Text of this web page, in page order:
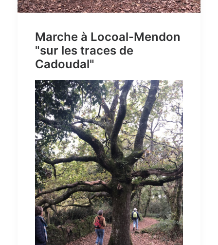
Marche à Locoal-Mendon
"sur les traces de
Cadoudal"